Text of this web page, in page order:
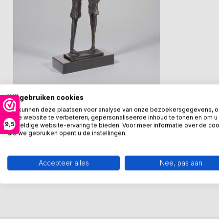
9,5
GER VAN TANKEREN
Bronzen beeld In overleg
In overleg sculptuur. Dit beeld staat op
een marmeren sokkel.
Sculptuur van tin...
Vergelijk
Wij gebruiken cookies
We kunnen deze plaatsen voor analyse van onze bezoekersgegevens,
onze website te verbeteren, gepersonaliseerde inhoud te tonen en om u
geweldige website-ervaring te bieden. Voor meer informatie over de
die we gebruiken opent u de instellingen.
Accepteer alles Nee, pas aan